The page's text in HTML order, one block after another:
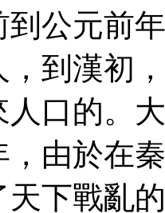
到公元前
，到漢初
人口的。
，由於在
天下戰亂